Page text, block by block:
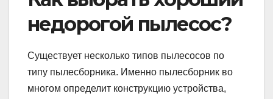
недорогой пылесос?
Существует несколько типов пылесосов по
типу пылесборника. Именно пылесборник во
многом определит конструкцию устройства,